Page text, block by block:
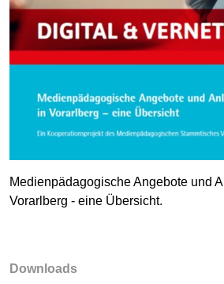
Medienpädagogische Angebote und
Vorarlberg - eine Übersicht.
Downloads